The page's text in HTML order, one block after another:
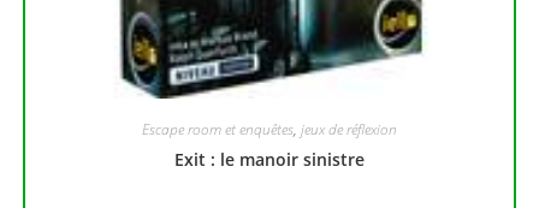
Escape room et enquêtes, jeux de réflexion
Exit : le manoir sinistre